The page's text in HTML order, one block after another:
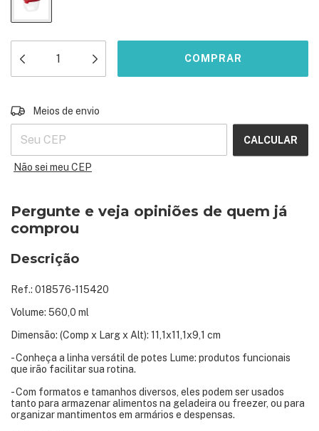
Entregas para o CEP:
Meios de envio
CALCULAR
Não sei meu CEP
Pergunte e veja opiniões de quem já
comprou
Descrição
Ref.: 018576-115420
Volume: 560,0 ml
Dimensão: (Comp x Larg x Alt): 11,1x11,1x9,1 cm
- Conheça a linha versátil de potes Lume: produtos funcionais
que irão facilitar sua rotina.
- Com formatos e tamanhos diversos, eles podem ser usados
tanto para armazenar alimentos na geladeira ou freezer, ou para
organizar mantimentos em armários e despensas.